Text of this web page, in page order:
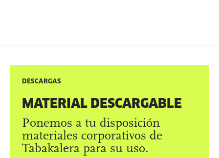
DESCARGAS
MATERIAL DESCARGABLE
Ponemos a tu disposición
materiales corporativos de
Tabakalera para su uso.